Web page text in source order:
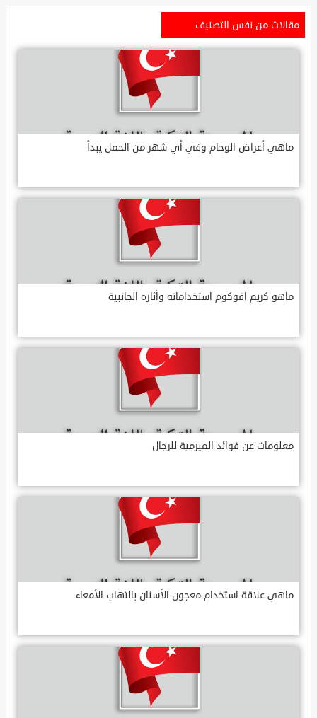
مقالات من نفس التصنيف
ماهي أعراض الوحام وفي أي شهر من الحمل يبدأ
ماهو كريم افوكوم استخداماته وآثاره الجانبية
معلومات عن فوائد الميرمية للرجال
ماهي علاقة استخدام معجون الأسنان بالتهاب الأمعاء